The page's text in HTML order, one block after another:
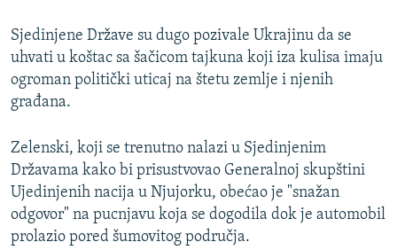
Sjedinjene Države su dugo pozivale Ukrajinu da se
uhvati u koštac sa šačicom tajkuna koji iza kulisa imaju
ogroman politički uticaj na štetu zemlje i njenih
građana.
Zelenski, koji se trenutno nalazi u Sjedinjenim
Državama kako bi prisustvovao Generalnoj skupštini
Ujedinjenih nacija u Njujorku, obećao je "snažan
odgovor" na pucnjavu koja se dogodila dok je automobil
prolazio pored šumovitog područja.